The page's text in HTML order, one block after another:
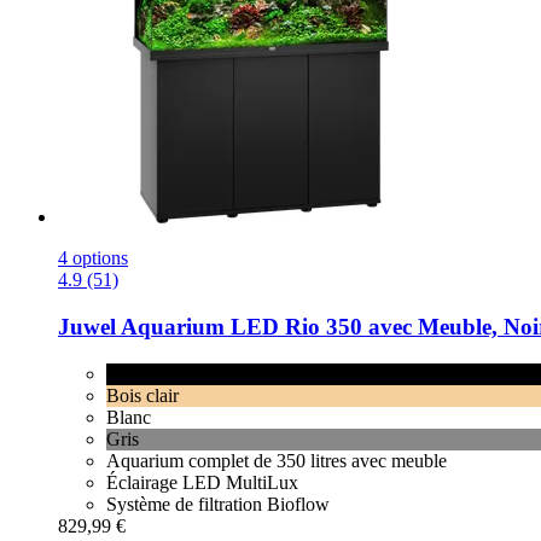
4 options
4.9 (51)
Juwel Aquarium LED Rio 350 avec Meuble,
Bois clair
Blanc
Gris
Aquarium complet de 350 litres avec meuble
Éclairage LED MultiLux
Système de filtration Bioflow
829,99 €